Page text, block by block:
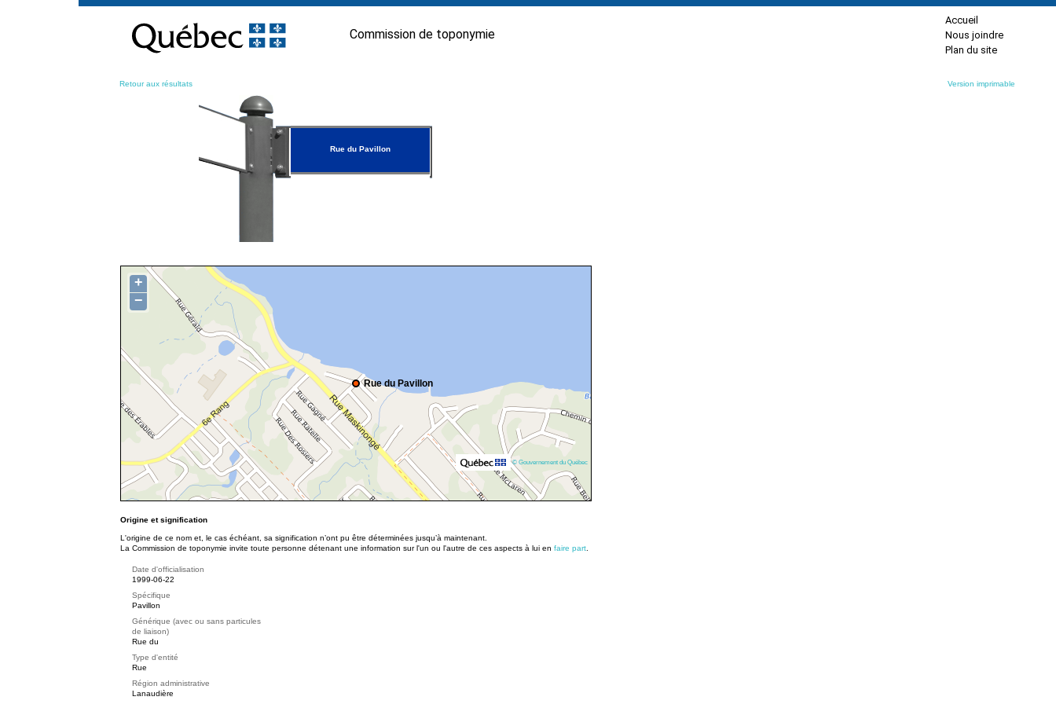
contenu
Commission de toponymie
Accueil
Nous joindre
Plan du site
Retour aux résultats Version imprimable
Rue du Pavillon
Rue du Pavillon
+
−
© Gouvernement du Québec
Origine et signification
L'origine de ce nom et, le cas échéant, sa signification n’ont pu être déterminées jusqu’à maintenant.
La Commission de toponymie invite toute personne détenant une information sur l'un ou l'autre de ces aspects à lui en faire part
Date d'officialisation
1999-06-22
Spécifique
Pavillon
Générique (avec ou sans particules
de liaison)
Rue du
Type d'entité
Rue
Région administrative
Lanaudière